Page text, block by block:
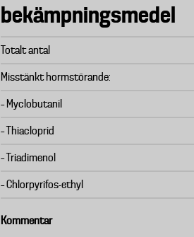
bekämpningsmedel
Totalt antal
Misstänkt hormstörande:
– Myclobutanil
– Thiacloprid
– Triadimenol
– Chlorpyrifos-ethyl
Kommentar